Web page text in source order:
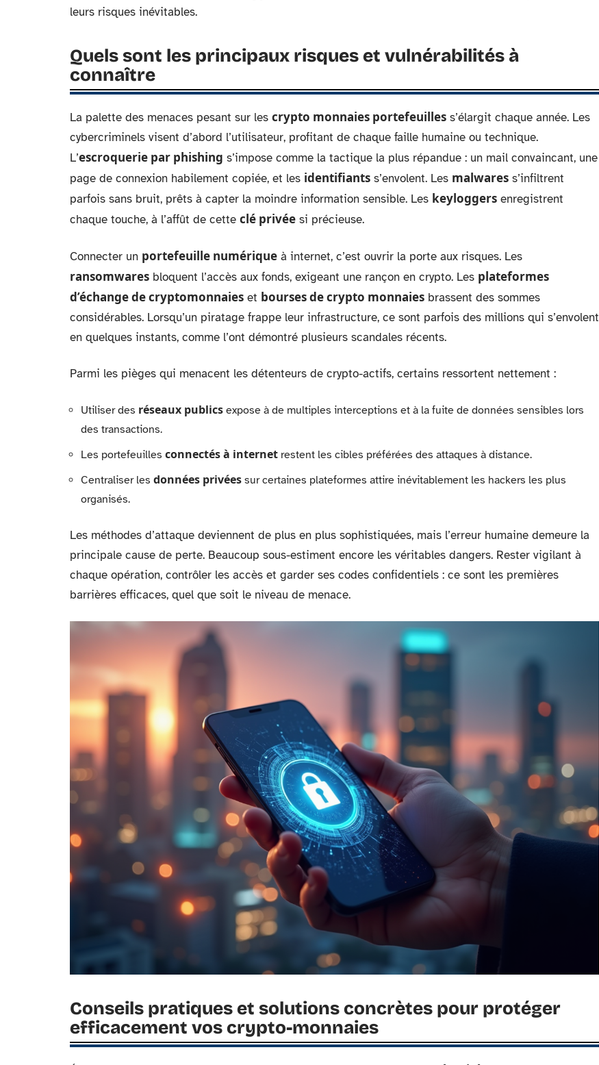
leurs risques inévitables.
Quels sont les principaux risques et vulnérabilités à
connaître
La palette des menaces pesant sur les crypto monnaies portefeuilles s’élargit chaque année. Les
cybercriminels visent d’abord l’utilisateur, profitant de chaque faille humaine ou technique.
L’escroquerie par phishing s’impose comme la tactique la plus répandue : un mail convaincant, une
page de connexion habilement copiée, et les identifiants s’envolent. Les malwares s’infiltrent
parfois sans bruit, prêts à capter la moindre information sensible. Les keyloggers enregistrent
chaque touche, à l’affût de cette clé privée si précieuse.
Connecter un portefeuille numérique à internet, c’est ouvrir la porte aux risques. Les
ransomwares bloquent l’accès aux fonds, exigeant une rançon en crypto. Les plateformes
d’échange de cryptomonnaies et bourses de crypto monnaies brassent des sommes
considérables. Lorsqu’un piratage frappe leur infrastructure, ce sont parfois des millions qui s’envolent
en quelques instants, comme l’ont démontré plusieurs scandales récents.
Parmi les pièges qui menacent les détenteurs de crypto-actifs, certains ressortent nettement :
Utiliser des réseaux publics expose à de multiples interceptions et à la fuite de données sensibles lors
des transactions.
Les portefeuilles connectés à internet restent les cibles préférées des attaques à distance.
Centraliser les données privées sur certaines plateformes attire inévitablement les hackers les plus
organisés.
Les méthodes d’attaque deviennent de plus en plus sophistiquées, mais l’erreur humaine demeure la
principale cause de perte. Beaucoup sous-estiment encore les véritables dangers. Rester vigilant à
chaque opération, contrôler les accès et garder ses codes confidentiels : ce sont les premières
barrières efficaces, quel que soit le niveau de menace.
Conseils pratiques et solutions concrètes pour protéger
efficacement vos crypto-monnaies